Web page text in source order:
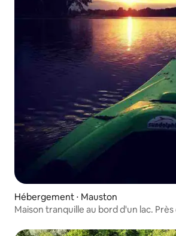
Hébergement ⋅ Mauston
Maison tranquille au bord d'un lac. Près